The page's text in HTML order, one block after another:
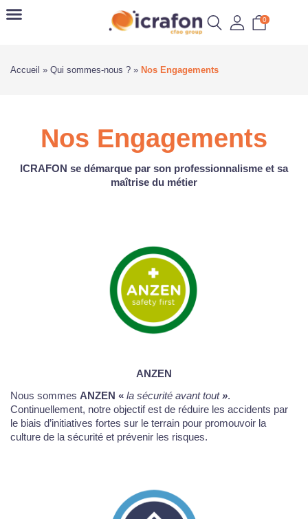
0
Accueil » Qui sommes-nous ? » Nos Engagements
Nos Engagements
ICRAFON se démarque par son professionnalisme et sa
maîtrise du métier
ANZEN
Nous sommes ANZEN « la sécurité avant tout».
Continuellement, notre objectif est de réduire les accidents par
le biais d’initiatives fortes sur le terrain pour promouvoir la
culture de la sécurité et prévenir les risques.